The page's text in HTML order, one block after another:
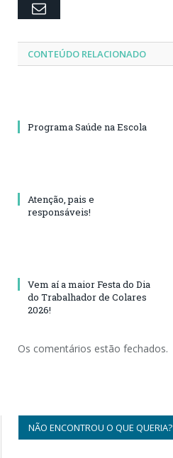
Email
CONTEÚDO RELACIONADO
Programa Saúde na Escola
Atenção, pais e
responsáveis!
Vem aí a maior Festa do Dia
do Trabalhador de Colares
2026!
Os comentários estão fechados.
NÃO ENCONTROU O QUE QUERIA?